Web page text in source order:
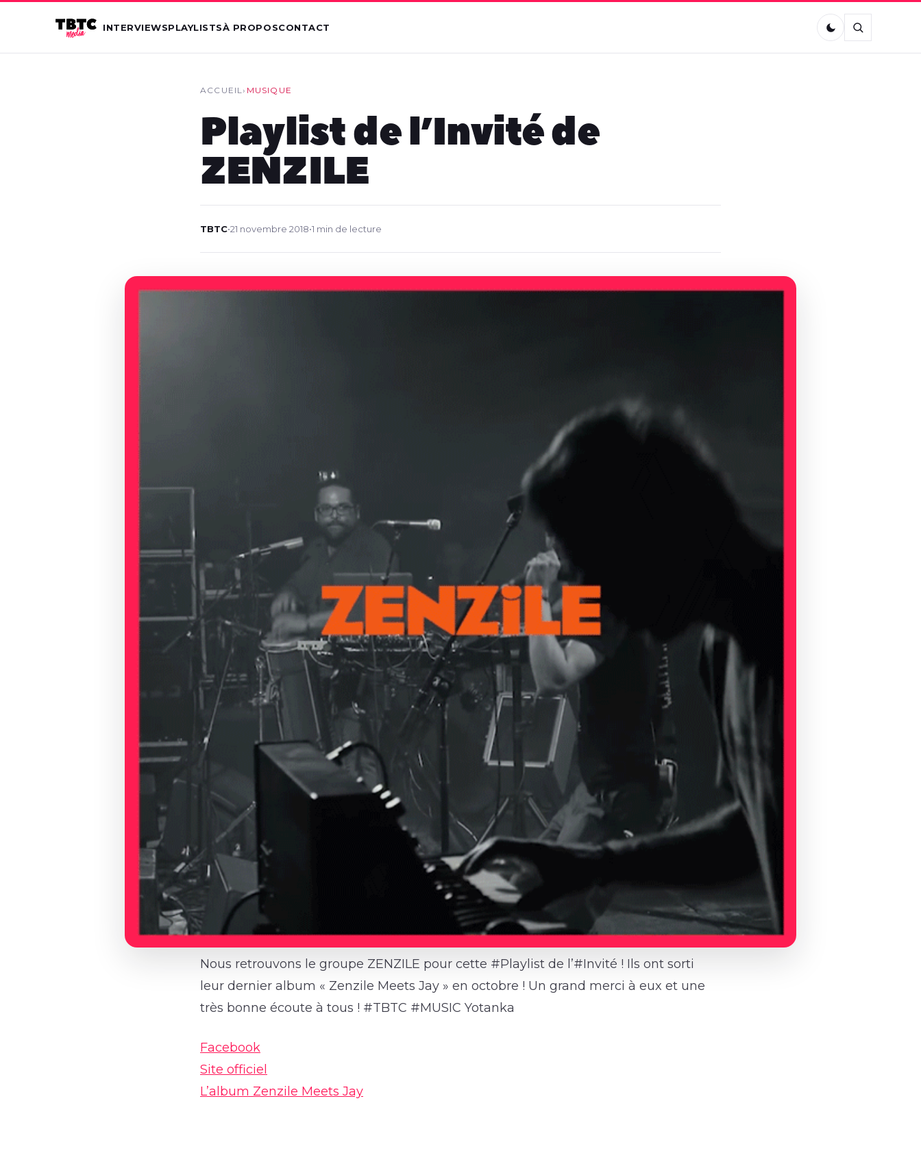
INTERVIEWSPLAYLISTSÀ PROPOSCONTACT
ACCUEIL› MUSIQUE
Playlist de l’Invité de
ZENZILE
TBTC•21 novembre 2018•1 min de lecture
Nous retrouvons le groupe ZENZILE pour cette #Playlist de l’#Invité ! Ils ont sorti
leur dernier album « Zenzile Meets Jay » en octobre ! Un grand merci à eux et une
très bonne écoute à tous ! #TBTC #MUSIC Yotanka
Facebook
Site officiel
L’album Zenzile Meets Jay